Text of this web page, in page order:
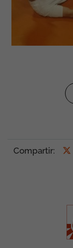
Compartir: